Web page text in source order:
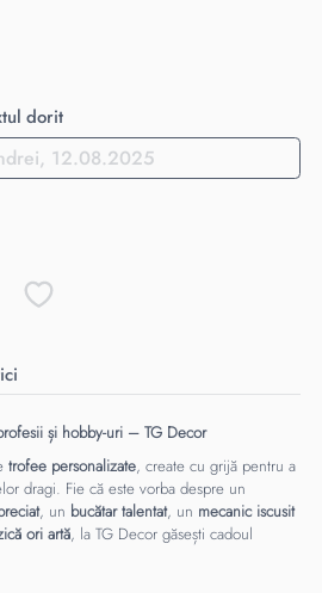
dorit
și hobby-uri – TG Decor
trofee personalizate, create cu grijă pentru a
dragi. Fie că este vorba despre un
, un bucătar talentat, un mecanic iscusit
ori artă, la TG Decor găsești cadoul